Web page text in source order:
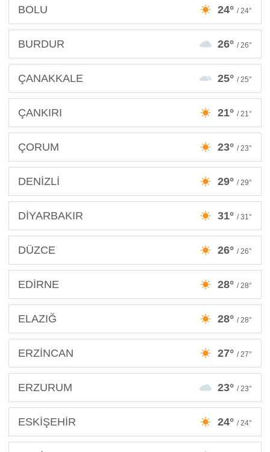
BOLU 24° / 24°
BURDUR 26° / 26°
ÇANAKKALE 25° / 25°
ÇANKIRI 21° / 21°
ÇORUM 23° / 23°
DENİZLİ 29° / 29°
DİYARBAKIR 31° / 31°
DÜZCE 26° / 26°
EDİRNE 28° / 28°
ELAZIĞ 28° / 28°
ERZİNCAN 27° / 27°
ERZURUM 23° / 23°
ESKİŞEHİR 24° / 24°